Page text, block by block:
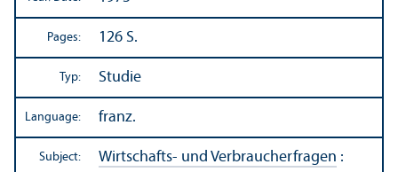
Pages: 126 S.
Typ: Studie
Language: franz.
Subject: Wirtschafts- und Verbraucherfragen :